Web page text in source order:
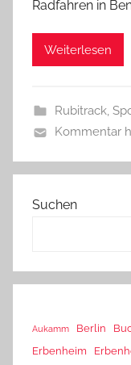
Radfahren in
Weiterlesen
Rubitrack,
Kommentar
Suchen
Aukamm Berlin
Erbenheim